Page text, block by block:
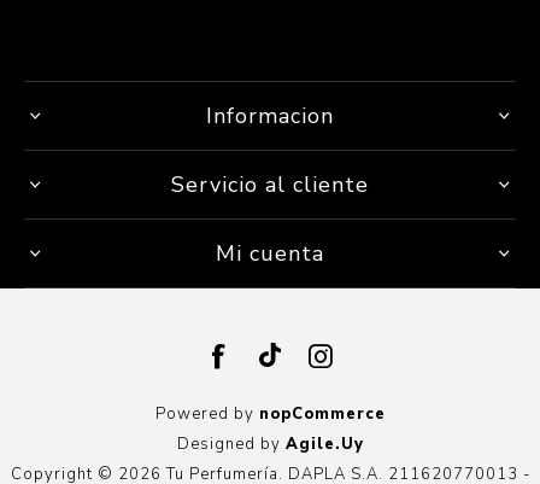
Informacion
Servicio al cliente
Mi cuenta
Powered by nopCommerce
Designed by Agile.Uy
Copyright © 2026 Tu Perfumería. DAPLA S.A. 211620770013 -